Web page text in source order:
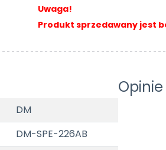
Uwaga!
Produkt sprzedawany jest
DM
DM-SPE-226AB
Opinie